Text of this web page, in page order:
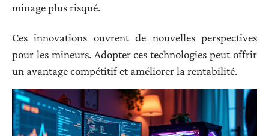
minage plus risqué.
Ces innovations ouvrent de nouvelles perspectives
pour les mineurs. Adopter ces technologies peut offrir
un avantage compétitif et améliorer la rentabilité.